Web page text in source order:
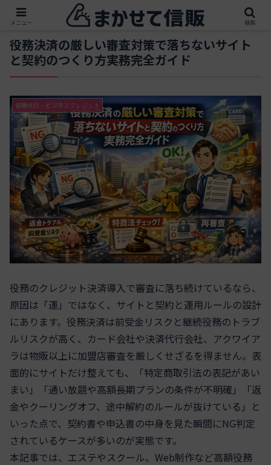
役務決済の厳しい審査対策で落ちないサイト
と契約のつくり方実務完全ガイド
信販代行・ビジネスクレジット
役務のクレジット決済導入で審査に落ち続けているなら、
原因は「運」ではなく、サイトと契約と運用ルールの設計
にあります。役務決済は前受金リスクと継続役務のトラブ
ルリスクが高く、カード会社や決済代行会社、アクワイア
ラは物販以上に加盟店審査を厳しくせざるを得ません。表
面的にサイトだけ整えても、「特定商取引法の表記があい
まい」「通い放題や高額長期プランの条件が不明確」「返
金やクーリングオフ、途中解約のルールが抜けている」と
いった点で、契約書や申込書の中身を見た瞬間にNG判定
されているケースが多いのが実態です。
本記事では、エステやスクール、Web制作など高額役務
メニュー 検索